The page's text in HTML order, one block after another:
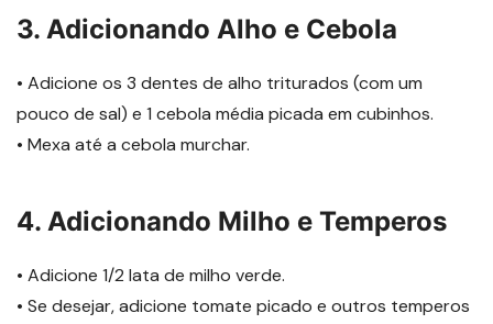
3. Adicionando Alho e Cebola
• Adicione os 3 dentes de alho triturados (com um
pouco de sal) e 1 cebola média picada em cubinhos.
• Mexa até a cebola murchar.
4. Adicionando Milho e Temperos
• Adicione 1/2 lata de milho verde.
• Se desejar, adicione tomate picado e outros temperos